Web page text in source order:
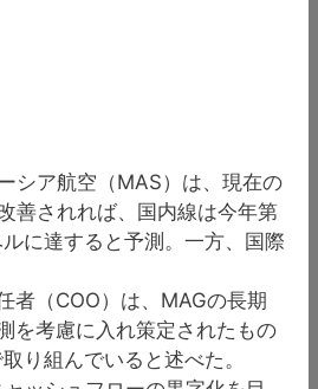
シア航空（MAS）は、現在の
善されれば、国内線は今年第
に達すると予測。一方、国際
者（COO）は、MAGの長期
を考慮に入れ策定されたもの
り組んでいると述べた。